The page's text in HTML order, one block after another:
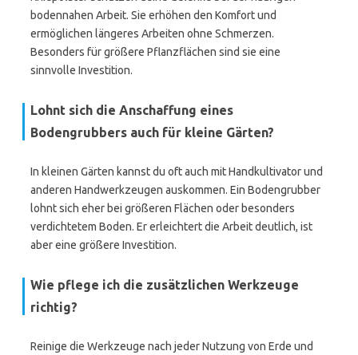
bodennahen Arbeit. Sie erhöhen den Komfort und
ermöglichen längeres Arbeiten ohne Schmerzen.
Besonders für größere Pflanzflächen sind sie eine
sinnvolle Investition.
Lohnt sich die Anschaffung eines
Bodengrubbers auch für kleine Gärten?
In kleinen Gärten kannst du oft auch mit Handkultivator und
anderen Handwerkzeugen auskommen. Ein Bodengrubber
lohnt sich eher bei größeren Flächen oder besonders
verdichtetem Boden. Er erleichtert die Arbeit deutlich, ist
aber eine größere Investition.
Wie pflege ich die zusätzlichen Werkzeuge
richtig?
Reinige die Werkzeuge nach jeder Nutzung von Erde und